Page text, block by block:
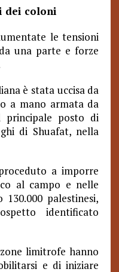
dei coloni
le tensioni
una parte e forze
è stata uccisa da
a mano armata da
principale posto di
di Shuafat, nella
a imporre
al campo e nelle
palestinesi,
identificato
limitrofe hanno
e di iniziare